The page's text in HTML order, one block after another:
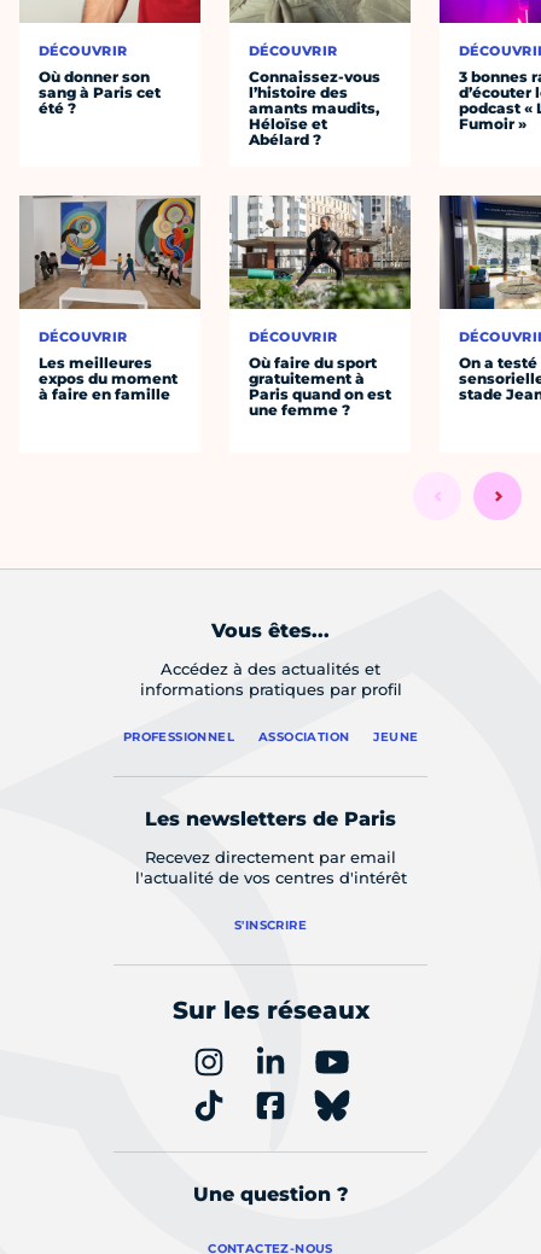
DÉCOUVRIR
Où donner son
sang à Paris cet
été ?
DÉCOUVRIR
Les meilleures
expos du moment
à faire en famille
DÉCOUVRIR
Connaissez-vous
l’histoire des
amants maudits,
Héloïse et
Abélard ?
DÉCOUVRIR
Où faire du sport
gratuitement à
Paris quand on est
une femme ?
3 bonnes
d’écouter
podcast «
Fumoir »
On a
stade
Vous êtes...
Accédez à des actualités et
informations pratiques par profil
PROFESSIONNEL ASSOCIATION JEUNE
Les newsletters de Paris
Recevez directement par email
l'actualité de vos centres d'intérêt
S'INSCRIRE
Sur les réseaux
Une question ?
CONTACTEZ-NOUS